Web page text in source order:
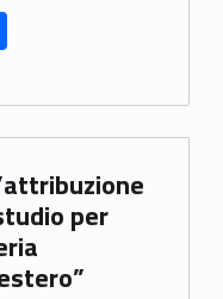
C
o
n
di
vi
di per